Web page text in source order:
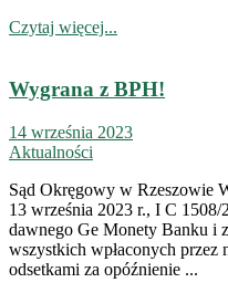
Czytaj więcej...
Wygrana z BPH!
14 września 2023
Aktualności
Sąd Okręgowy w Rzeszowie
13 września 2023 r., I C 1508/
dawnego Ge Monety Banku i
wszystkich wpłaconych
odsetkami za opóźnienie ...